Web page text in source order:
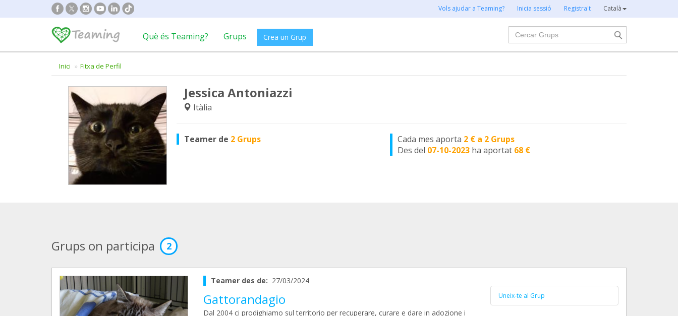
Vols ajudar a Teaming? Inicia sessió Registra't Català
Què és Teaming? Grups Crea un Grup
Cercar
Inici Fitxa de Perfil
Jessica Antoniazzi
Itàlia
Teamer de 2 Grups Cada mes aporta 2 € a 2 Grups
Des del 07-10-2023 ha aportat 68 €
Grups on participa 2
Teamer des de: 27/03/2024
Gattorandagio
Dal 2004 ci prodighiamo sul territorio per recuperare, curare e dare in adozione i
Uneix-te al Grup